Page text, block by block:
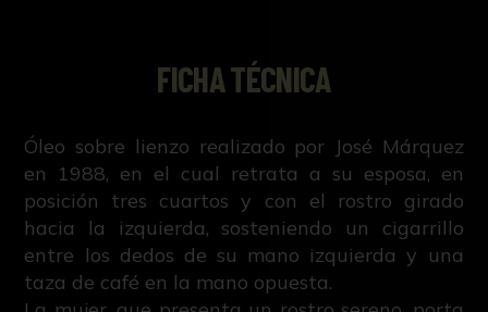
FICHA TÉCNICA
Óleo sobre lienzo realizado por José Márquez
en 1988, en el cual retrata a su esposa, en
posición tres cuartos y con el rostro girado
hacia la izquierda, sosteniendo un cigarrillo
entre los dedos de su mano izquierda y una
taza de café en la mano opuesta.